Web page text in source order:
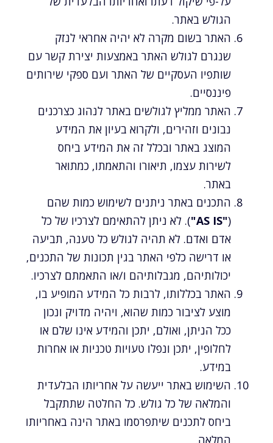
הגולש באתר.
האתר בשום מקרה לא יהיה אחראי לנזק
שנגרם לגולש האתר באמצעות יצירת קשר עם
שותפיו העסקיים של האתר ועם ספקי שירותים
פיננסיים.
האתר ממליץ לגולשים באתר לנהוג כצרכנים
נבונים וזהירים, ולקרוא בעיון את המידע
המוצג באתר ובכלל זה את המידע ביחס
לשירות עצמו, תיאורו והתאמתו, כמתואר
באתר.
התכנים באתר ניתנים לשימוש כמות שהם
(
"AS IS"
). לא ניתן להתאימם לצרכיו של כל
אדם ואדם. לא תהיה לגולש כל טענה, תביעה
או דרישה כלפי האתר בגין תכונות של התכנים,
יכולותיהם, מגבלותיהם ו/או התאמתם לצרכיו.
האתר בכללותו, לרבות כל המידע המופיע בו,
מוצע לציבור כמות שהוא, ויהיה מדויק ונכון
ככל הניתן, ואולם, יתכן והמידע אינו שלם או
לחלופין, יתכן ונפלו טעויות טכניות או אחרות
במידע.
השימוש באתר ייעשה על אחריותו הבלעדית
והמלאה של כל גולש. כל החלטה שתתקבל
ביחס לתכנים שיתפרסמו באתר הינה באחריותו
המלאה.